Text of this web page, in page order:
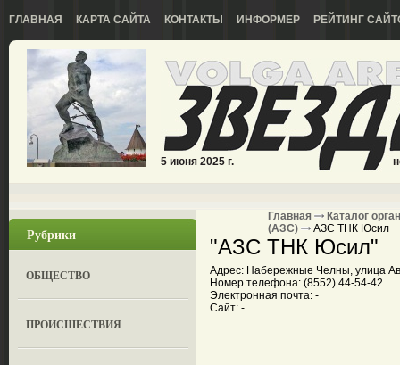
ГЛАВНАЯ КАРТА САЙТА КОНТАКТЫ ИНФОРМЕР РЕЙТИНГ
5 июня 2025 г.
Рубрики
ОБЩЕСТВО
ПРОИСШЕСТВИЯ
Главная
Каталог
(АЗС)
АЗС ТНК Юсил
"АЗС ТНК Юсил"
Адрес: Набережные Челны, улица
Номер телефона: (8552) 44-54-42
Электронная почта: -
Сайт: -